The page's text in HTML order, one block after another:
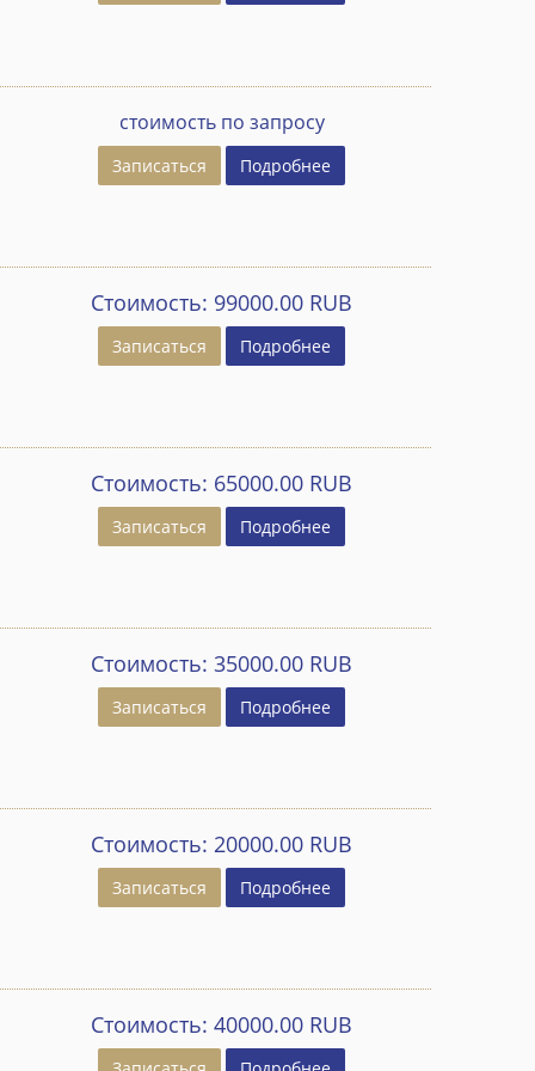
стоимость по запросу
Записаться Подробнее
Стоимость: 99000.00 RUB
Записаться Подробнее
Стоимость: 65000.00 RUB
Записаться Подробнее
Стоимость: 35000.00 RUB
Записаться Подробнее
Стоимость: 20000.00 RUB
Записаться Подробнее
Стоимость: 40000.00 RUB